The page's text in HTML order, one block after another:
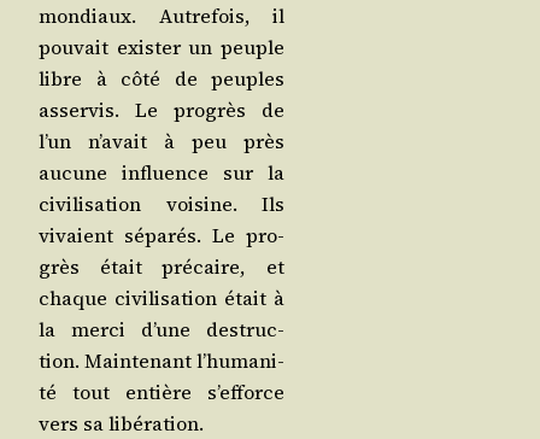
mon­diaux. Autre­fois, il
pou­vait exis­ter un peuple
libre à côté de peuples
asser­vis. Le pro­grès de
l’un n’a­vait à peu près
aucune influence sur la
civi­li­sa­tion voi­sine. Ils
vivaient sépa­rés. Le pro­
grès était pré­caire, et
chaque civi­li­sa­tion était à
la mer­ci d’une des­truc­
tion. Main­te­nant l’hu­ma­ni­
té tout entière s’ef­force
vers sa libération.